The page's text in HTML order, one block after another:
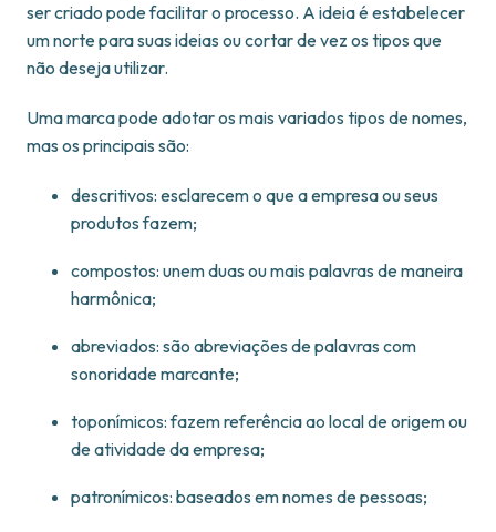
ser criado pode facilitar o processo. A ideia é estabelecer
um norte para suas ideias ou cortar de vez os tipos que
não deseja utilizar.
Uma marca pode adotar os mais variados tipos de nomes,
mas os principais são:
descritivos: esclarecem o que a empresa ou seus
produtos fazem;
compostos: unem duas ou mais palavras de maneira
harmônica;
abreviados: são abreviações de palavras com
sonoridade marcante;
toponímicos: fazem referência ao local de origem ou
de atividade da empresa;
patronímicos: baseados em nomes de pessoas;